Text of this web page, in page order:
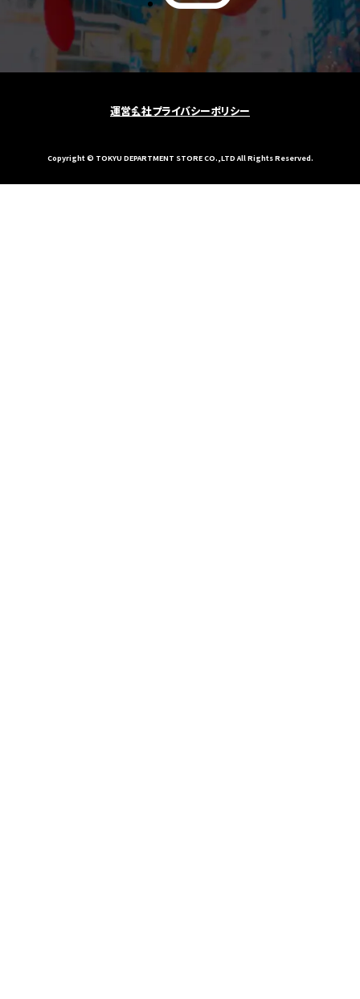
運営会社プライバシーポリシー
Copyright © TOKYU DEPARTMENT STORE CO.,LTD All Rights Reserved.